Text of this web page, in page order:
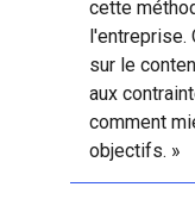
cette
l'entreprise.
sur le
aux
comment
objectifs. »